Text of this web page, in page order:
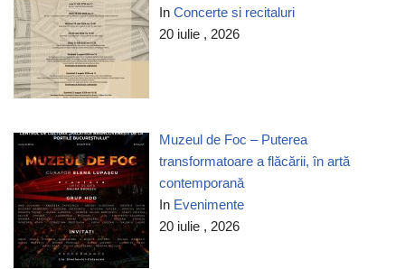
InConcerte si recitaluri
20 iulie , 2026
Muzeul de Foc – Puterea
transformatoare a flăcării, în artă
contemporană
In Evenimente
20 iulie , 2026